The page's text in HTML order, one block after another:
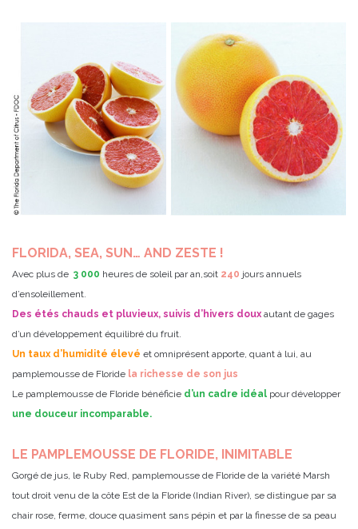
FLORIDA, SEA, SUN… AND ZESTE !
Avec plus de 3 000 heures de soleil par an,soit 240 jours annuels
d’ensoleillement.
Des étés chauds et pluvieux, suivis d’hivers doux autant de gages
d’un développement équilibré du fruit.
Un taux d’humidité élevé et omniprésent apporte, quant à lui, au
pamplemousse de Floride la richesse de son jus
Le pamplemousse de Floride bénéficie d’un cadre idéal pour développer
une douceur incomparable.
LE PAMPLEMOUSSE DE FLORIDE, INIMITABLE
Gorgé de jus, le Ruby Red, pamplemousse de Floride de la variété Marsh
tout droit venu de la côte Est de la Floride (Indian River), se distingue par sa
chair rose, ferme, douce quasiment sans pépin et par la finesse de sa peau